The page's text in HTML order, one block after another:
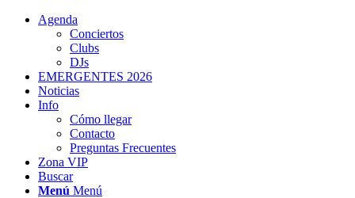
Agenda
Conciertos
Clubs
DJs
EMERGENTES 2026
Noticias
Info
Cómo llegar
Contacto
Preguntas Frecuentes
Zona VIP
Buscar
Menú Menú